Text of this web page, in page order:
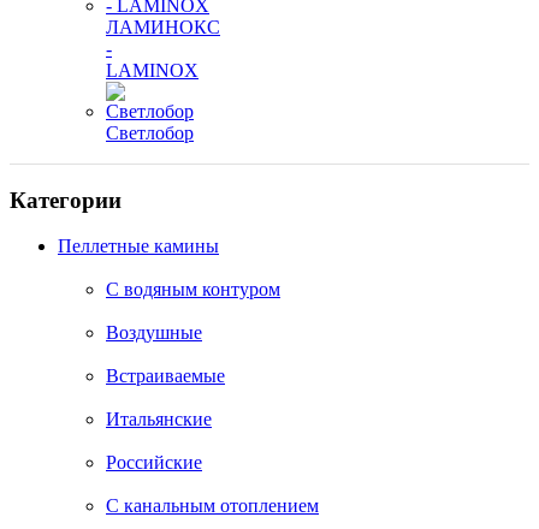
ЛАМИНОКС
-
LAMINOX
Светлобор
Категории
Пеллетные камины
C водяным контуром
Воздушные
Встраиваемые
Итальянские
Российские
С канальным отоплением